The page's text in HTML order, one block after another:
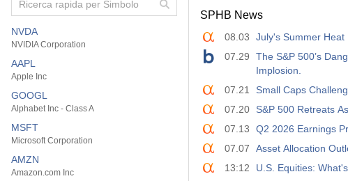
NVDA
NVIDIA Corporation
AAPL
Apple Inc
GOOGL
Alphabet Inc - Class A
MSFT
Microsoft Corporation
AMZN
Amazon.com Inc
SPHB News
08.03
July's Summer Heat
07.29
The S&P 500’s
Implosion.
07.21
Small Caps
07.20
S&P 500 Retreats
07.13
Q2 2026 Earnings
07.07
Asset Allocation
13:12
U.S. Equities: